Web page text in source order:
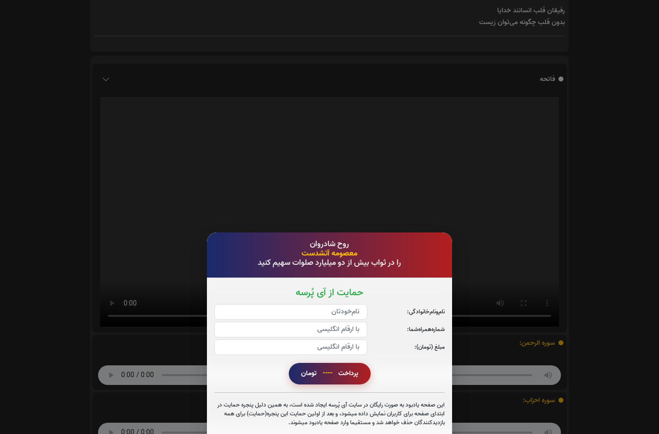
روح شادروان
معصومه آتشدست
را در ثواب بیش از دو میلیارد صلوات سهیم کنید
حمایت از آی پُرسه
نام‌و‌نام‌خانوادگی:
شماره‌همراه‌شما:
مبلغ (تومان):
پرداخت ---- تومان
این صفحه یادبود به صورت رایگان در سایت آی پُرسه ایجاد شده است، به همین دلیل پنجره حمایت در
ابتدای صفحه برای کاربران نمایش داده میشود، و بعد از اولین حمایت این پنجره(حمایت) برای همه
بازدیدکنندگان حذف خواهد شد و مستقیما وارد صفحه یادبود میشوند.
رفیقان قلب انسانند خدایا
بدون قلب چگونه می‌توان زیست
فاتحه
سوره الرحمن:
سوره احزاب:
صوت سوره احزاب